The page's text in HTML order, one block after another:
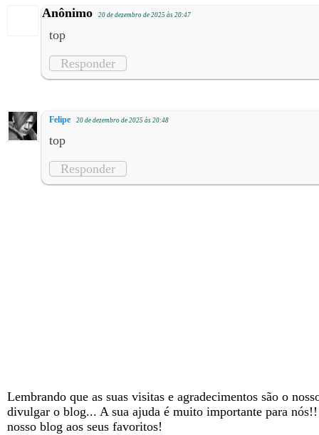
Anônimo 20 de dezembro de 2025 às 20:47
top
Responder
Felipe 20 de dezembro de 2025 às 20:48
top
Responder
Lembrando que as suas visitas e agradecimentos são o
divulgar o blog... A sua ajuda é muito importante para nós!!
nosso blog aos seus favoritos!